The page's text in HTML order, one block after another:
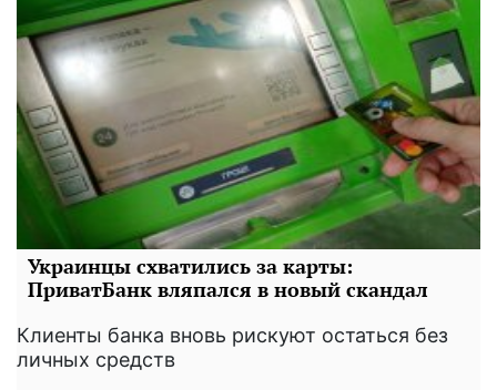
Украинцы схватились за карты:
ПриватБанк вляпался в новый скандал
Клиенты банка вновь рискуют остаться без
личных средств